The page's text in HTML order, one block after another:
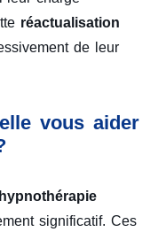
réactualisation
de leur
vous aider
hypnothérapie
significatif. Ces